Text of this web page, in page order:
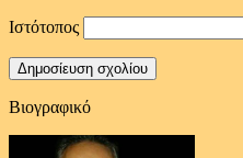
Ιστότοπος
Βιογραφικό